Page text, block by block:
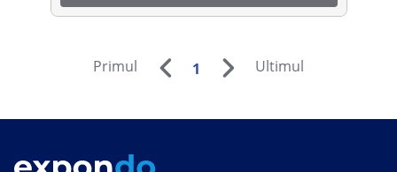
Primul 1 Ultimul